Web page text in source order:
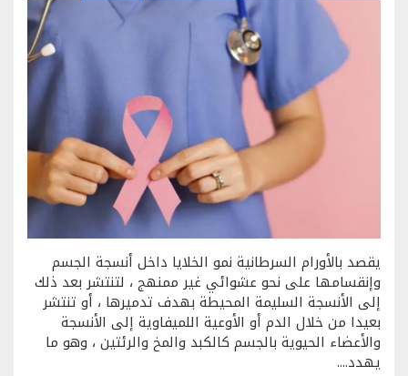
يقصد بالأورام السرطانية نمو الخلايا داخل أنسجة الجسم
وإنقسامها على نحو عشوائي غير ممنهج ، لتنتشر بعد ذلك
إلى الأنسجة السليمة المحيطة بهدف تدميرها ، أو تنتشر
بعيدا من خلال الدم أو الأوعية اللميفاوية إلى الأنسجة
والأعضاء الحيوية بالجسم كالكبد والمخ والرئتين ، وهو ما
يهدد....